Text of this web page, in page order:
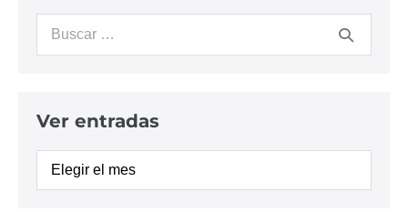
Buscar:
Ver entradas
Ver
entradas